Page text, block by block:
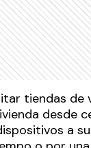
tiendas de
desde
a